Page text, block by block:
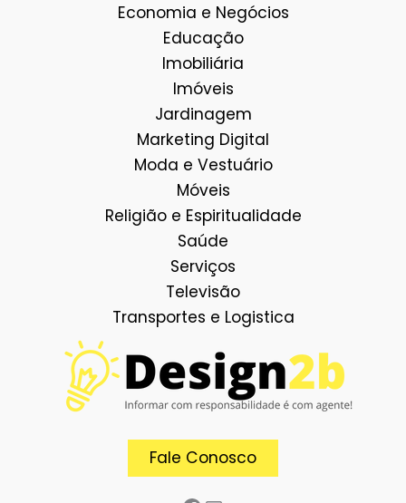
Economia e Negócios
Educação
Imobiliária
Imóveis
Jardinagem
Marketing Digital
Moda e Vestuário
Móveis
Religião e Espiritualidade
Saúde
Serviços
Televisão
Transportes e Logistica
Fale Conosco
Facebook
E-mail